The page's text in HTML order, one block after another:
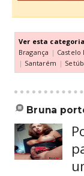
Ver esta
Bragança | Castelo
| Santarém |
bruna